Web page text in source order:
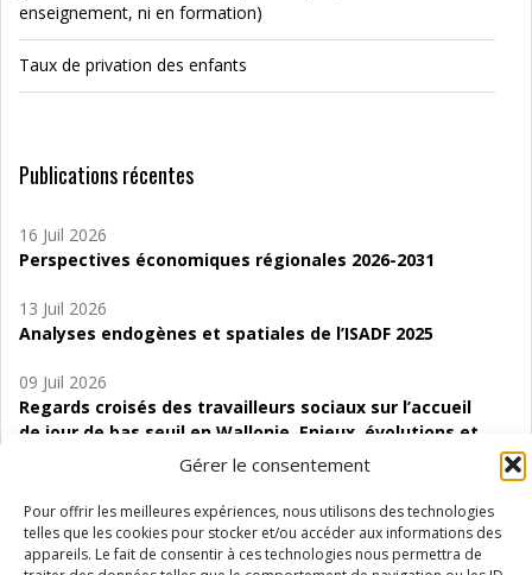
Gérer le consentement
Pour offrir les meilleures expériences, nous utilisons des technologies
telles que les cookies pour stocker et/ou accéder aux informations des
appareils. Le fait de consentir à ces technologies nous permettra de
enseignement, ni en formation)
Taux de privation des enfants
Publications récentes
16 Juil 2026
Perspectives économiques régionales 2026-2031
13 Juil 2026
Analyses endogènes et spatiales de l’ISADF 2025
09 Juil 2026
Regards croisés des travailleurs sociaux sur l’accueil
de jour de bas seuil en Wallonie. Enjeux, évolutions et
06 Juil 2026
Étude d’évaluabilité des Structures
d’accompagnement à l’autocréation d’emploi (SAACE)